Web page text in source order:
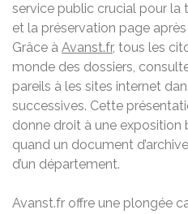
service public crucial pour la
et la préservation page
Grâce à Avanst.fr, tous les
monde des dossiers,
pareils à les sites internet
successives. Cette
donne droit à une
quand un document
d’un département.
Avanst.fr offre une plongée